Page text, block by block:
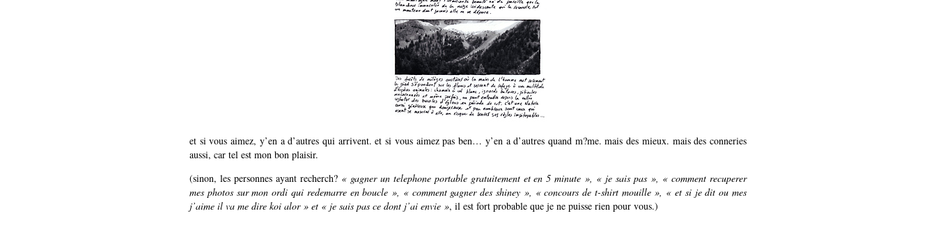
et si vous aimez, y’en a d’autres qui arrivent. et si vous aimez pas ben… y’en a d’autres quand m?me. mais des mieux. mais des conneries
aussi, car tel est mon bon plaisir.
(sinon, les personnes ayant recherch? « gagner un telephone portable gratuitement et en 5 minute », « je sais pas », « comment recuperer
mes photos sur mon ordi qui redemarre en boucle », « comment gagner des shiney », « concours de t-shirt mouille », « et si je dit ou mes
j’aime il va me dire koi alor » et « je sais pas ce dont j’ai envie », il est fort probable que je ne puisse rien pour vous.)